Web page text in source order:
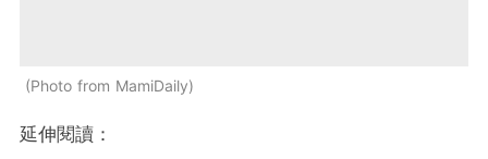
Photo from MamiDaily
延伸閱讀：